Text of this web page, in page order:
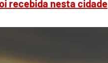
recebida nesta cidade